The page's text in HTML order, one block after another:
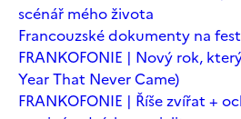
scénář mého života
Francouzské dokumenty na
FRANKOFONIE | Nový rok,
Year That Never Came)
FRANKOFONIE | Říše zvířat +